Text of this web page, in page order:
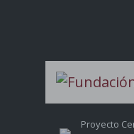
Proyecto